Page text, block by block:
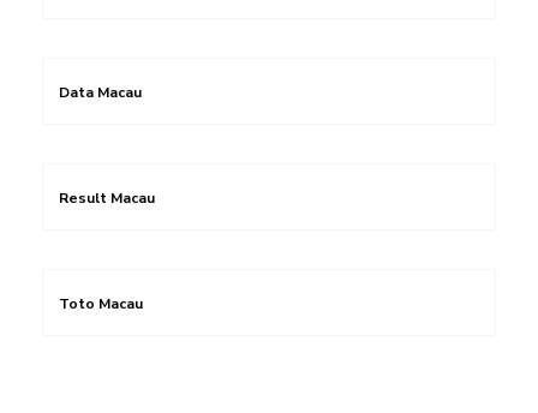
Data Macau
Result Macau
Toto Macau